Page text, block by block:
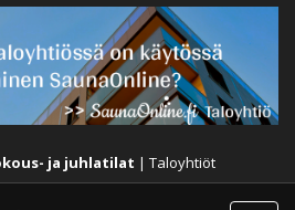
ja juhlatilat | Taloyhtiöt